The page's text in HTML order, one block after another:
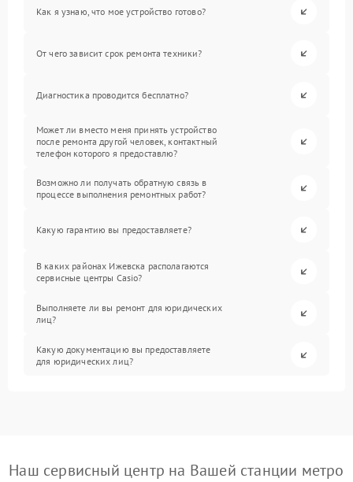
Как я узнаю, что мое устройство готово?
От чего зависит срок ремонта техники?
Диагностика проводится бесплатно?
Может ли вместо меня принять устройство
после ремонта другой человек, контактный
телефон которого я предоставлю?
Возможно ли получать обратную связь в
процессе выполнения ремонтных работ?
Какую гарантию вы предоставляете?
В каких районах Ижевска располагаются
сервисные центры Casio?
Выполняете ли вы ремонт для юридических
лиц?
Какую документацию вы предоставляете
для юридических лиц?
Наш сервисный центр на Вашей станции метро